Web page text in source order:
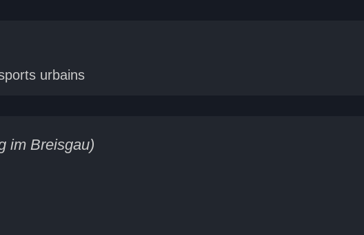
urbains
im Breisgau)